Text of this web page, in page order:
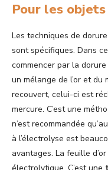
Pour les
Les techniques de
sont spécifiques. Dans
commencer par la
un mélange de l’or et du
recouvert, celui-ci est
mercure. C’est une
n’est recommandée
à l’électrolyse est
avantages. La feuille